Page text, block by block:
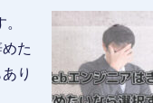
た
り